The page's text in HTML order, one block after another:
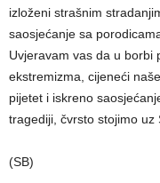
izloženi strašnim
saosjećanje sa
Uvjeravam vas da u borbi
ekstremizma, cijeneći
pijetet i iskreno
tragediji, čvrsto stojimo uz
(SB)